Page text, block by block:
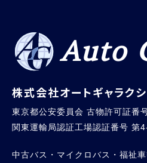
Auto
株式会社オートギャラク
東京都公安委員会 古物許可証番
関東運輸局認証工場認証番号 第
中古バス・マイクロバス・福祉